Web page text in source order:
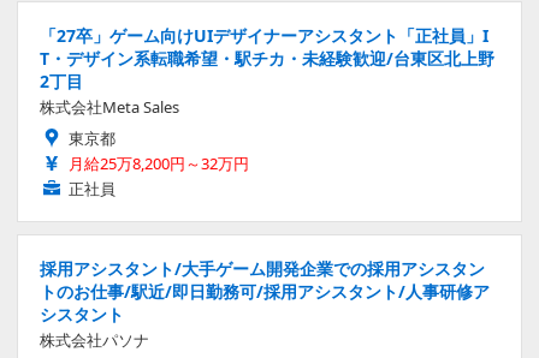
「27卒」ゲーム向けUIデザイナーアシスタント「正社員」I
T・デザイン系転職希望・駅チカ・未経験歓迎/台東区北上野
2丁目
株式会社Meta Sales
東京都
月給25万8,200円～32万円
正社員
採用アシスタント/大手ゲーム開発企業での採用アシスタン
トのお仕事/駅近/即日勤務可/採用アシスタント/人事研修ア
シスタント
株式会社パソナ